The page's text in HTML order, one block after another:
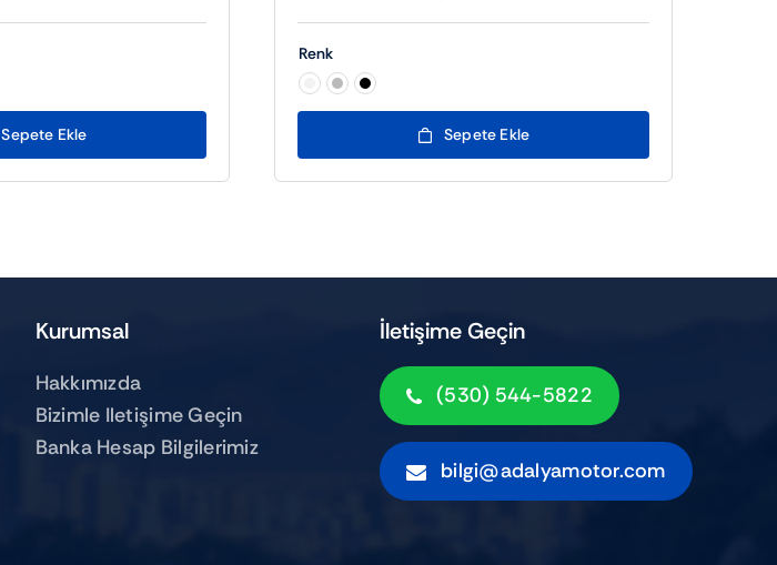
Sepete Ekle
Renk
Sepete Ekle
Kurumsal
Hakkımızda
Bizimle Iletişime Geçin
Banka Hesap Bilgilerimiz
İletişime Geçin
(530) 544-5822
bilgi@adalyamotor.com